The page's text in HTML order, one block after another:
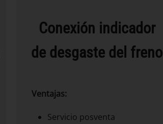
Conexión indicador
de desgaste del freno
Ventajas:
Servicio posventa